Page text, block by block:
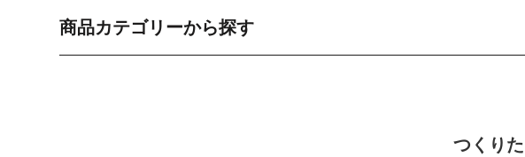
商品カテゴリーから探す
つくり